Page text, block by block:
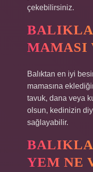
çekebilirsiniz.
MAMASI
Balıktan en iyi
mamasına
tavuk, dana veya
olsun, kedinizin
sağlayabilir.
YEM NE